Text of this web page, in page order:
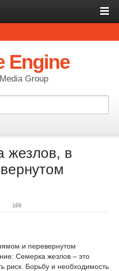
Engine
Group
жезлов, в
169
и перевернутом
Семерка жезлов – это
риск. Борьбу и необходимость